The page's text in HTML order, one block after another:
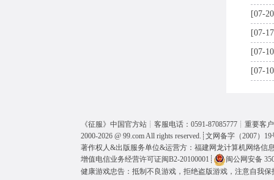
[07-
[07-
[07-
[07-
《征服》中国官方站┊客服电话：0591-87085777┊重要客
2000-2026 @ 99.comAll rights reserved.┊ 文网备字（2007）19
著作权人&出版服务单位&运营方：福建网龙计算机网络信
增值电信业务经营许可证闽B2-20100001 ┊
闽公网安备
健康游戏忠告：抵制不良游戏，拒绝盗版游戏，注意自我